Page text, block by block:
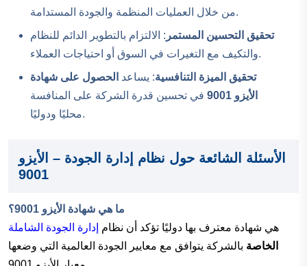
من خلال العمليات المنظمة والجودة المستدامة.
تحقيق التحسين المستمر : الالتزام بالتطوير الدائم للنظام
والتكيف مع التغيرات في السوق أو احتياجات العملاء.
تحقيق الميزة التنافسية: يساعد الحصول على شهادة
الأيزو 9001
في تحسين قدرة الشركة على المنافسة
محليًا ودوليًا.
الأسئلة الشائعة حول نظام إدارة الجودة – الأيزو
9001
ما هي شهادة الأيزو 9001
؟
هي شهادة معترف بها دوليًا تؤكد أن نظام إدارة الجودة الشاملة
الخاصة بالشركة يتوافق مع معايير الجودة العالمية التي وضعها